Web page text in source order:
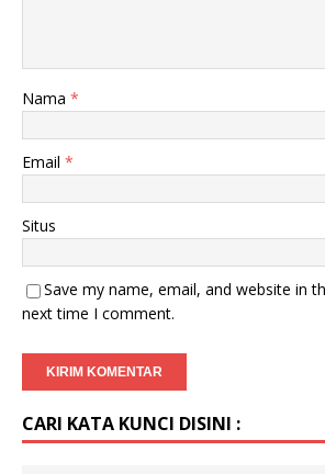
Nama *
Email *
Situs
Save my name, email, and website in
next time I comment.
CARI KATA KUNCI DISINI :